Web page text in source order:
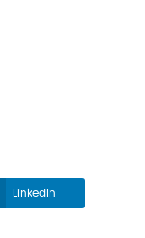
LinkedIn